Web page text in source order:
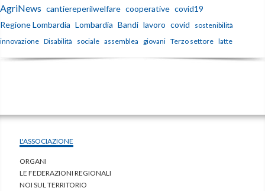
AgriNews cantiereperilwelfare cooperative covid19
Regione Lombardia Lombardia Bandi lavoro covid
sostenibilità
innovazione Disabilità sociale assemblea giovani Terzo settore latte
L'ASSOCIAZIONE
ORGANI
LE FEDERAZIONI REGIONALI
NOI SUL TERRITORIO